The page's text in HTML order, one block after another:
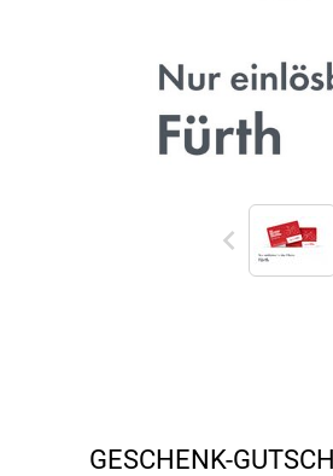
GESCHENK-